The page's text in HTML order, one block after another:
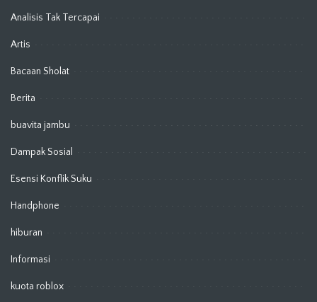
Analisis Tak Tercapai
Artis
Bacaan Sholat
Berita
buavita jambu
Dampak Sosial
Esensi Konflik Suku
Handphone
hiburan
Informasi
kuota roblox